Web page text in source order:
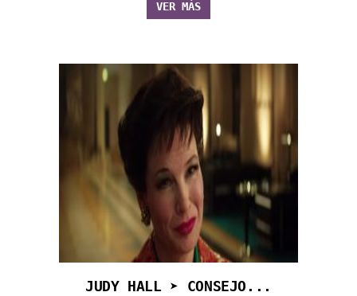
VER MÁS
JUDY HALL ➤ CONSEJO...